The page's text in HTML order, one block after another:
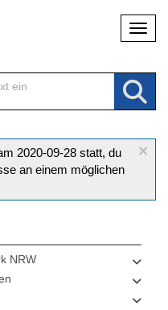
×
2020-09-28 statt, du
an einem möglichen
NRW